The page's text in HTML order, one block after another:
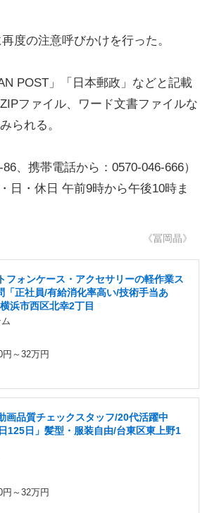
度の注意呼びかけを行った。
POST」「日本郵政」などと記載
ファイル、ワード文書ファイルな
られる。
、携帯電話から：0570-046-666）
日・休日 午前9時から午後10時ま
《冨岡晶》
フォンケース・アクセサリーの軽作業ス
「正社員/有給消化率高い/技術手当あ
浜市西区北幸2丁目
円～32万円
画品質チェックスタッフ/20代活躍中
125日」髪型・服装自由/台東区東上野1
円～32万円